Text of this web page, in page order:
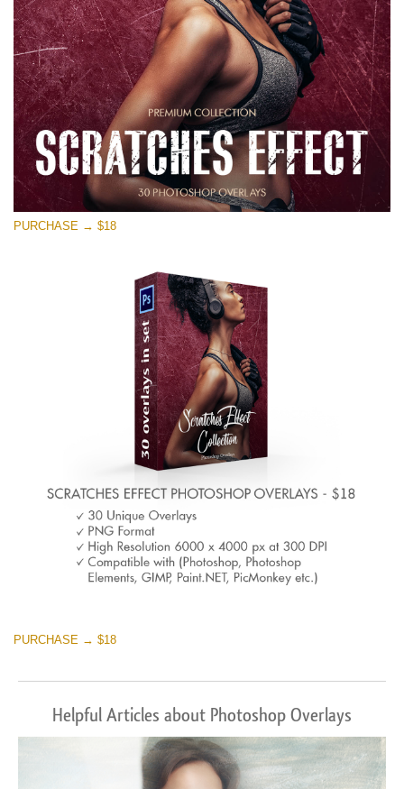
PURCHASE → $18
PURCHASE → $18
Helpful Articles about Photoshop Overlays